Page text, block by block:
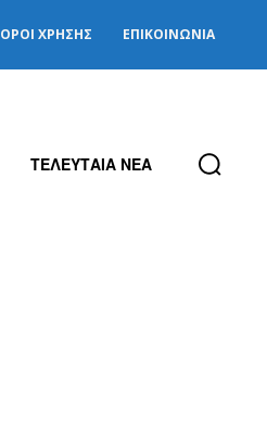
ΌΡΟΙ ΧΡΉΣΗΣ ΕΠΙΚΟΙΝΩΝΊΑ
ΤΕΛΕΥΤΑΙΑ ΝΕΑ